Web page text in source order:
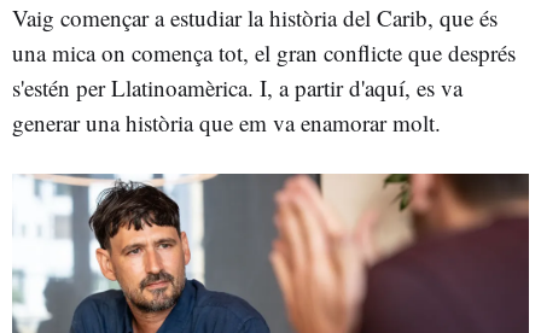
Vaig començar a estudiar la història del Carib, que és
una mica on comença tot, el gran conflicte que després
s'estén per Llatinoamèrica. I, a partir d'aquí, es va
generar una història que em va enamorar molt.